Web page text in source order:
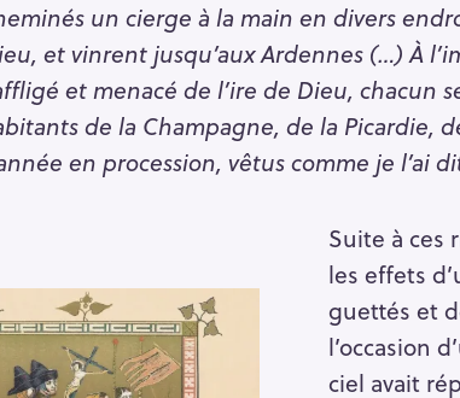
un cierge à la main en divers
et vinrent jusqu’aux Ardennes (…) À
et menacé de l’ire de Dieu, chacun
de la Champagne, de la Picardie,
en procession, vêtus comme je l’ai
Suite à ces
les effets
guettés et
l’occasion
ciel avait